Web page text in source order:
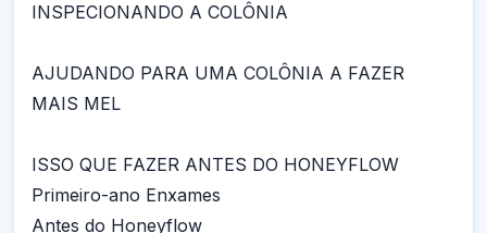
INSPECIONANDO A COLÔNIA
AJUDANDO PARA UMA COLÔNIA A FAZER
MAIS MEL
ISSO QUE FAZER ANTES DO HONEYFLOW
Primeiro-ano Enxames
Antes do Honeyflow